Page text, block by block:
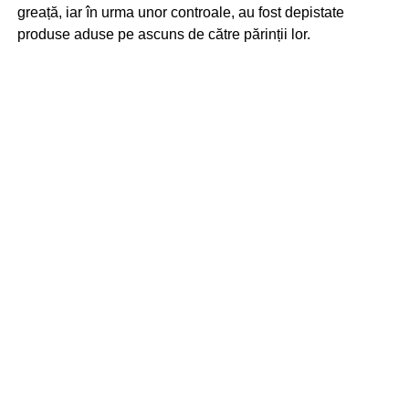
greață, iar în urma unor controale, au fost depistate
produse aduse pe ascuns de către părinții lor.